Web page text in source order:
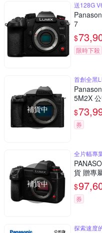
送128G
7
$
限時下殺
補貨中
首創全黑
5M2X
$
券
補貨中
全片幅專
貨 贈專
$
券
探索速度